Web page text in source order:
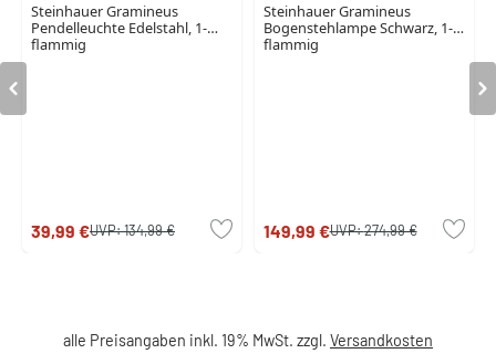
Steinhauer Gramineus
Pendelleuchte Edelstahl, 1-
flammig
39,99 €UVP:134,99 €
Steinhauer Gramineus
Bogenstehlampe Schwarz, 1-
flammig
149,99 €UVP:274,99 €
alle Preisangaben inkl. 19% MwSt. zzgl. Versandkosten